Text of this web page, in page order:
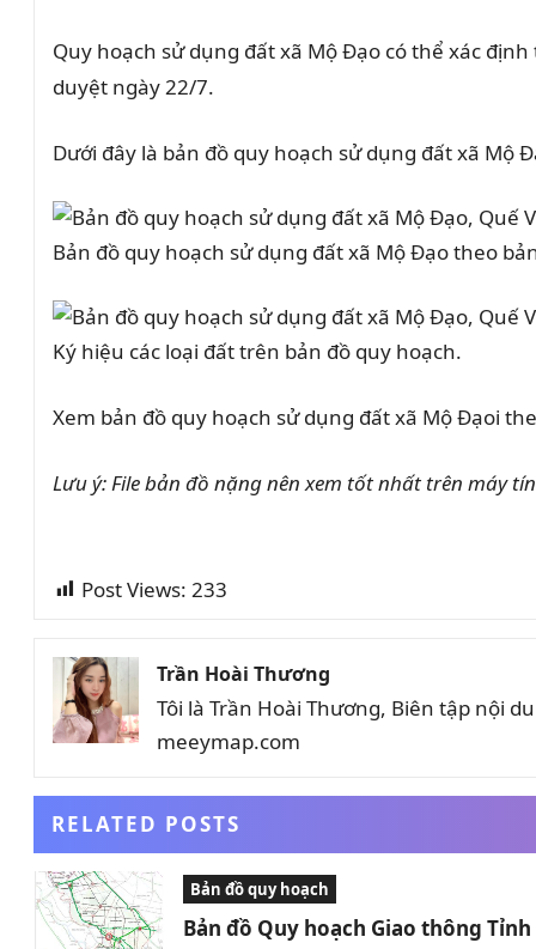
Quy hoạch sử dụng đất xã Mộ Đạo có thể xác
duyệt ngày 22/7.
Dưới đây là bản đồ quy hoạch sử dụng đất xã Mộ
Bản đồ quy hoạch sử dụng đất xã Mộ Đạo theo
Ký hiệu các loại đất trên bản đồ quy hoạch.
Xem bản đồ quy hoạch sử dụng đất xã Mộ Đạoi
Lưu ý: File bản đồ nặng nên xem tốt nhất trên máy
Post Views: 233
Trần Hoài Thương
Tôi là Trần Hoài Thương, Biên tập nội
meeymap.com
RELATED POSTS
Bản đồ quy hoạch
Bản đồ Quy hoạch Giao thông